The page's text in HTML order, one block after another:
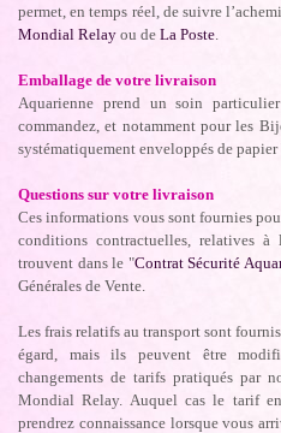
permet, en temps réel, de suivre
Mondial Relay ou de La Poste.
Emballage de votre livraison
Aquarienne prend un soin
commandez, et notamment pour les
systématiquement enveloppés de
Questions sur votre livraison
Ces informations vous sont fournies
conditions contractuelles, relatives
trouvent dans le "Contrat Sécurité
Générales de Vente.
Les frais relatifs au transport sont
égard, mais ils peuvent être
changements de tarifs pratiqués par
Mondial Relay. Auquel cas le tarif
prendrez connaissance lorsque vous